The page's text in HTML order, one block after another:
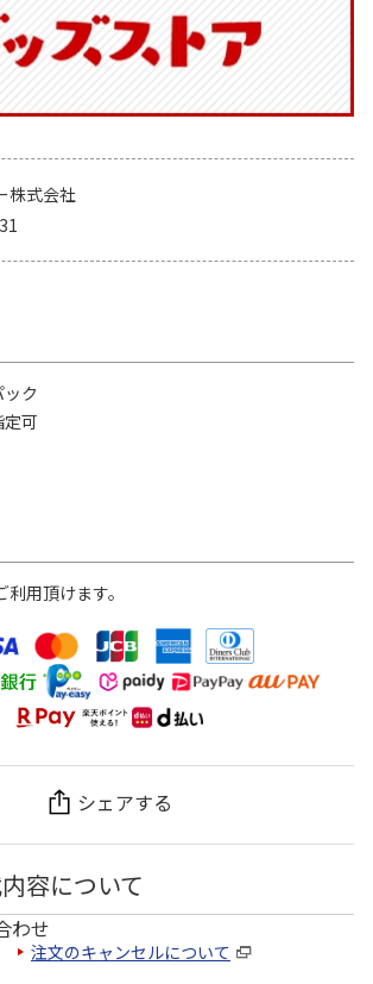
株式会社
ク
定可
用頂けます。
シェアする
容について
わせ
注文のキャンセルについて